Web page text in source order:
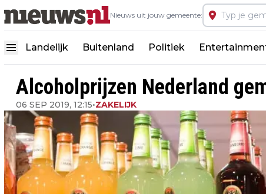
Nieuws uit jouw gemeente:
Landelijk Buitenland Politiek
Alcoholprijzen Nederland
06 SEP 2019, 12:15•ZAKELIJK